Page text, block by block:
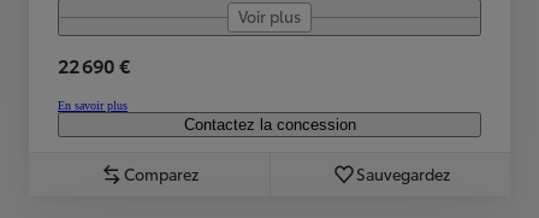
Voir plus
22 690 €
En savoir plus
Contactez la concession
Comparez Sauvegardez